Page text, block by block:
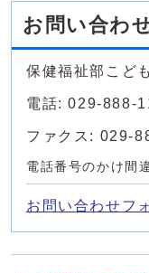
お問い合わ
保健福祉部こど
電話: 029-888-
ファクス: 029-
電話番号のかけ間
お問い合わせフ